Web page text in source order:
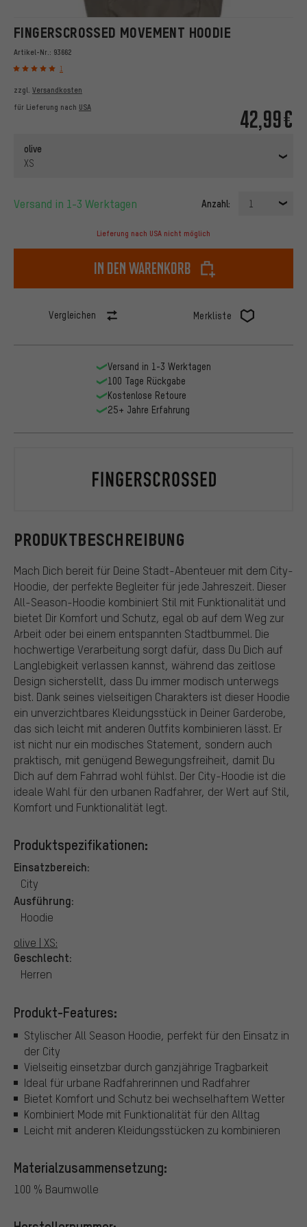
FINGERSCROSSED MOVEMENT HOODIE
Artikel-Nr.: 93662
1
42,99€
zzgl. Versandkosten
für Lieferung nach USA
olive
XS
Versand in 1-3 Werktagen Anzahl: 1
Lieferung nach USA nicht möglich
In den Warenkorb
Vergleichen Merkliste
PRODUKTBESCHREIBUNG
Mach Dich bereit für Deine Stadt-Abenteuer mit dem City-
Hoodie, der perfekte Begleiter für jede Jahreszeit. Dieser
All-Season-Hoodie kombiniert Stil mit Funktionalität und
bietet Dir Komfort und Schutz, egal ob auf dem Weg zur
Arbeit oder bei einem entspannten Stadtbummel. Die
hochwertige Verarbeitung sorgt dafür, dass Du Dich auf
Langlebigkeit verlassen kannst, während das zeitlose
Design sicherstellt, dass Du immer modisch unterwegs
bist. Dank seines vielseitigen Charakters ist dieser Hoodie
ein unverzichtbares Kleidungsstück in Deiner Garderobe,
das sich leicht mit anderen Outfits kombinieren lässt. Er
ist nicht nur ein modisches Statement, sondern auch
praktisch, mit genügend Bewegungsfreiheit, damit Du
Dich auf dem Fahrrad wohl fühlst. Der City-Hoodie ist die
ideale Wahl für den urbanen Radfahrer, der Wert auf Stil,
Komfort und Funktionalität legt.
Produktspezifikationen:
Einsatzbereich:
City
Ausführung:
Hoodie
olive | XS:
Geschlecht:
Herren
Produkt-Features:
Stylischer All Season Hoodie, perfekt für den Einsatz in
der City
Vielseitig einsetzbar durch ganzjährige Tragbarkeit
Ideal für urbane Radfahrerinnen und Radfahrer
Bietet Komfort und Schutz bei wechselhaftem Wetter
Kombiniert Mode mit Funktionalität für den Alltag
Leicht mit anderen Kleidungsstücken zu kombinieren
Materialzusammensetzung:
100 % Baumwolle
Versand in 1-3 Werktagen
100 Tage Rückgabe
Kostenlose Retoure
25+ Jahre Erfahrung